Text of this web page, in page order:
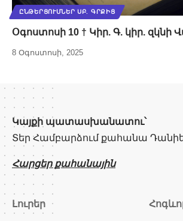
ԸՆԹԵՐՑՈՒՄՆԵՐ ՍԲ. ԳՐՔԻՑ
Օգոստոսի 10 † Կիր. Գ. կիր.
8 Օգոստոսի, 2025
Կայքի պատասխանատու՝
Տեր Համբարձում քահանա
Հարցեր քահանային
Լուրեր